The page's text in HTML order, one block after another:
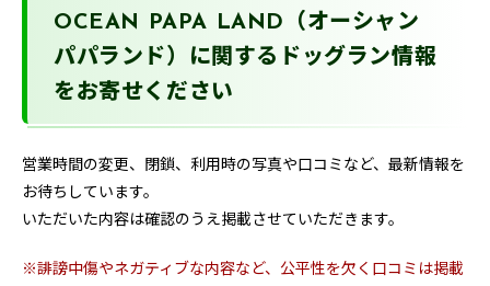
OCEAN PAPA LAND（オーシャン
パパランド）に関するドッグラン情報
をお寄せください
営業時間の変更、閉鎖、利用時の写真や口コミなど、最新情報を
お待ちしています。
いただいた内容は確認のうえ掲載させていただきます。
※誹謗中傷やネガティブな内容など、公平性を欠く口コミは掲載